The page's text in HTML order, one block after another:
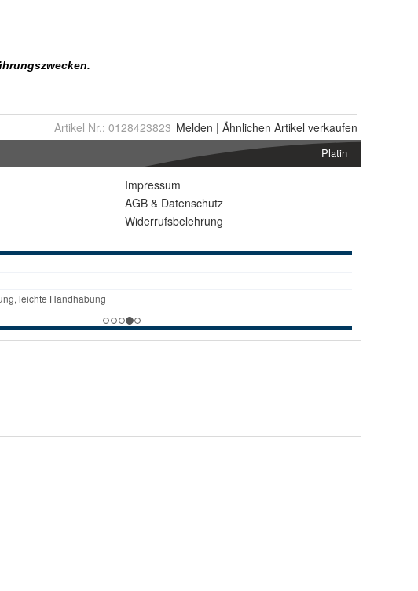
Artikel Nr.: 0128423823 Melden | Ähnlichen Artikel verkaufen
Platin
Impressum
AGB & Datenschutz
Widerrufsbelehrung